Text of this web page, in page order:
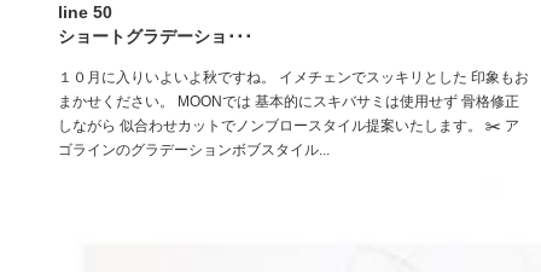
line 50
ショートグラデーショ･･･
１０月に入りいよいよ秋ですね。 イメチェンでスッキリとした 印象もお
まかせください。 MOONでは 基本的にスキバサミは使用せず 骨格修正
しながら 似合わせカットでノンブロースタイル提案いたします。 ✂️ ア
ゴラインのグラデーションボブスタイル...